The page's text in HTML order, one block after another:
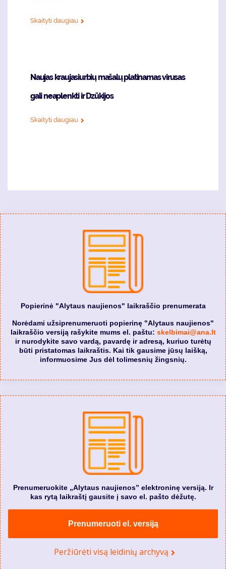
Skaityti daugiau
Naujas kraujasiurbių mašalų platinamas virusas
gali neaplenkti ir Dzūkijos
Skaityti daugiau
Popierinė "Alytaus naujienos" laikraščio prenumerata
Norėdami užsiprenumeruoti popierinę "Alytaus naujienos"
laikraščio versiją rašykite mums el. paštu: skelbimai@ana.lt
ir nurodykite savo vardą, pavardę ir adresą, kuriuo turėtų
būti pristatomas laikraštis. Kai tik gausime jūsų laišką,
informuosime Jus dėl tolimesnių žingsnių.
Prenumeruokite „Alytaus naujienos” elektroninę versiją. Ir
kas rytą laikraštį gausite į savo el. pašto dėžutę.
Prenumeruoti el. versiją
Peržiūrėti visą leidinių archyvą